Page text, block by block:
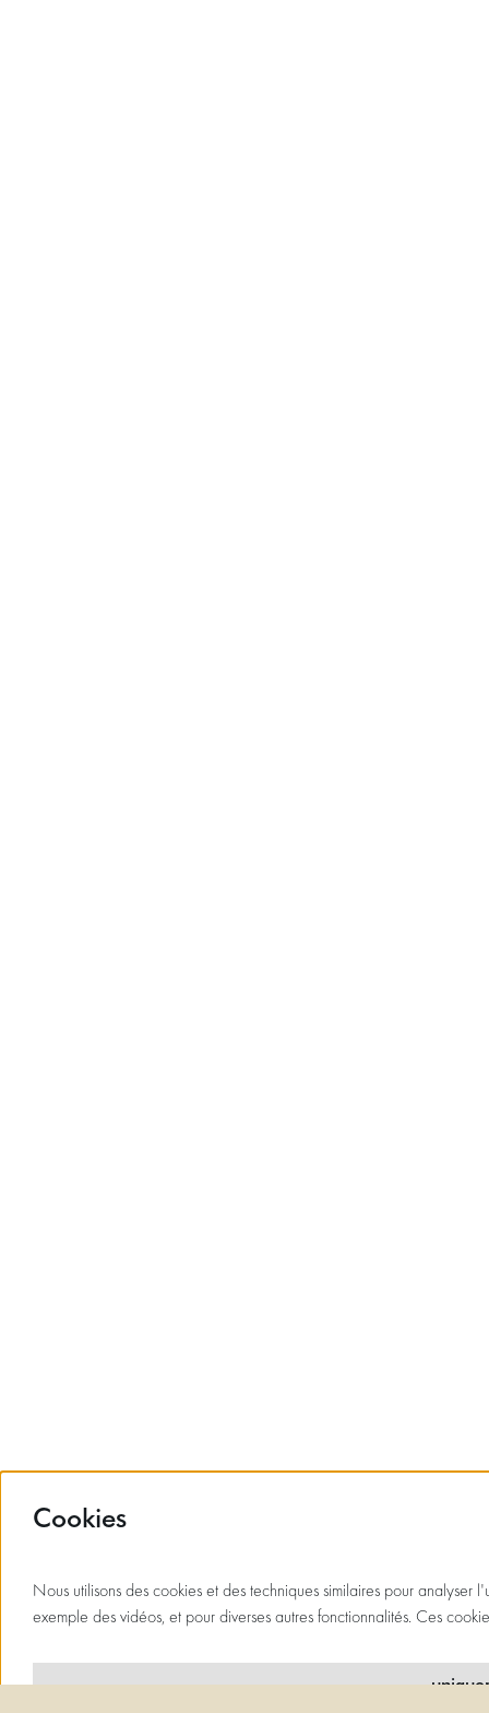
Cookies
Nous utilisons des cookies et des techniques similaires pour analyser
exemple des vidéos, et pour diverses autres fonctionnalités. Ces